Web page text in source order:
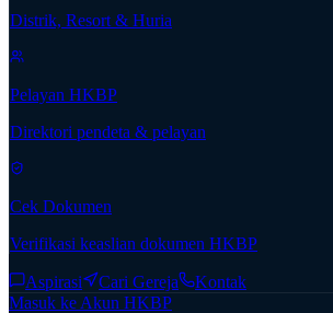
Distrik, Resort & Huria
Pelayan HKBP
Direktori pendeta & pelayan
Cek Dokumen
Verifikasi keaslian dokumen HKBP
Aspirasi Cari Gereja
Kontak
Masuk ke Akun HKBP